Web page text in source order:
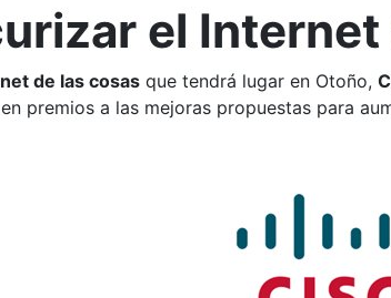
el
de las cosas que tendrá lugar en Otoño,
premios a las mejoras propuestas para